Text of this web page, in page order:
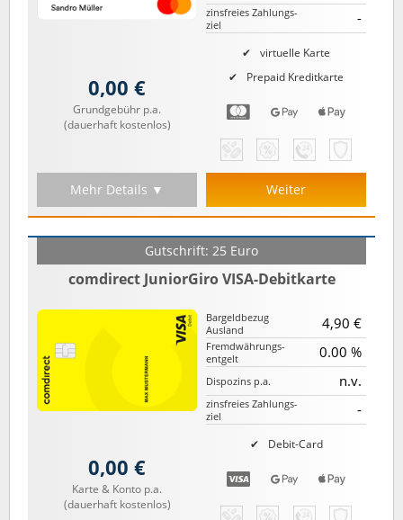
virtuelle Karte
Prepaid Kreditkarte
zinsfreies Zahlungs­
ziel
-
0,00 €
Grundgebühr p.a.
(dauerhaft kostenlos)
Mehr Details ▼ Weiter
comdirect JuniorGiro VISA-Debitkarte
Gutschrift: 25 Euro
Debit-Card
Bargeld­bezug
Ausland
4,90 €
Fremd­währungs­
entgelt
0.00 %
Dispozins p.a. n.v.
zinsfreies Zahlungs­
ziel
-
0,00 €
Karte & Konto p.a.
(dauerhaft kostenlos)